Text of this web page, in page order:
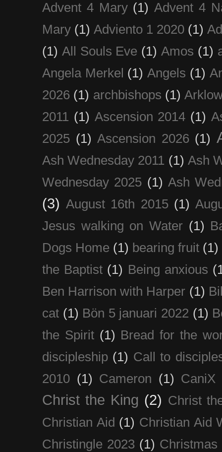
Advent 4 Mary (1) Advent 4
Mary (1) Adviento 1 2020 (1)
(1) All Souls Eve (1) Amos (1)
Angela Merkel (1) Angels (1)
2026 (1) archbishops (1)
2011 (1) Ascension 2014 (1)
2025 (1) Ascension 2026 (1)
Ash Wednesday 2011 (1) Ash
Wednesday 2025 (1) Ash
(3) August 16th 2015 (1)
Jesus walking on Water (1)
Dogs Home (1) bearing fruit (1)
the Baptist (1) Being anxious
Ben Harrison with Harper (1)
cat (1) Bön 5 januari 2022 (1)
the Spirit (1) Bread for the
discipleship (1) Call to
2010 (1) Cameron (1) CaniX
Christ the King (2) Christ
Christian Aid (1) Christian Aid
Christingle 2023 (1) Christmas